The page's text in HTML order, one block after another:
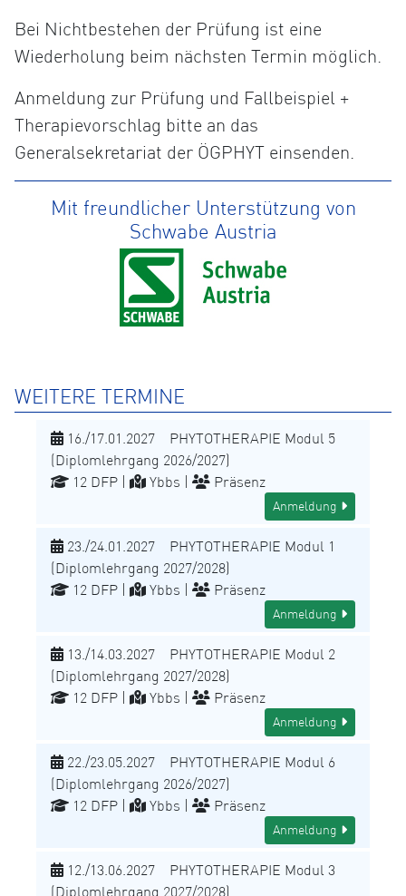
Bei Nichtbestehen der Prüfung ist eine
Wiederholung beim nächsten Termin möglich.
Anmeldung zur Prüfung und Fallbeispiel +
Therapievorschlag bitte an das
Generalsekretariat der ÖGPHYT einsenden.
Mit freundlicher Unterstützung von
Schwabe Austria
WEITERE TERMINE
16./17.01.2027 PHYTOTHERAPIE Modul 5
(Diplomlehrgang 2026/2027)
12 DFP |
Ybbs | Präsenz
Anmeldung
23./24.01.2027 PHYTOTHERAPIE Modul 1
(Diplomlehrgang 2027/2028)
12 DFP |
Ybbs | Präsenz
Anmeldung
13./14.03.2027 PHYTOTHERAPIE Modul 2
(Diplomlehrgang 2027/2028)
12 DFP |
Ybbs | Präsenz
Anmeldung
22./23.05.2027 PHYTOTHERAPIE Modul 6
(Diplomlehrgang 2026/2027)
12 DFP |
Ybbs | Präsenz
Anmeldung
12./13.06.2027 PHYTOTHERAPIE Modul 3
(Diplomlehrgang 2027/2028)